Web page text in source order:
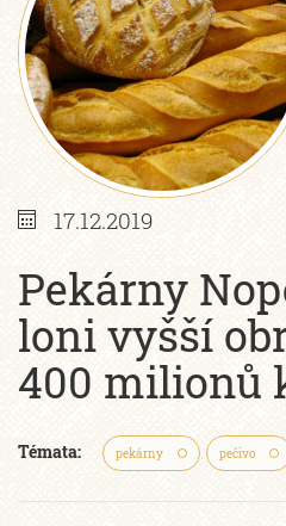
17.12.2019
Pekárny
loni vyšší
400 milionů
Témata: pekárny pečivo